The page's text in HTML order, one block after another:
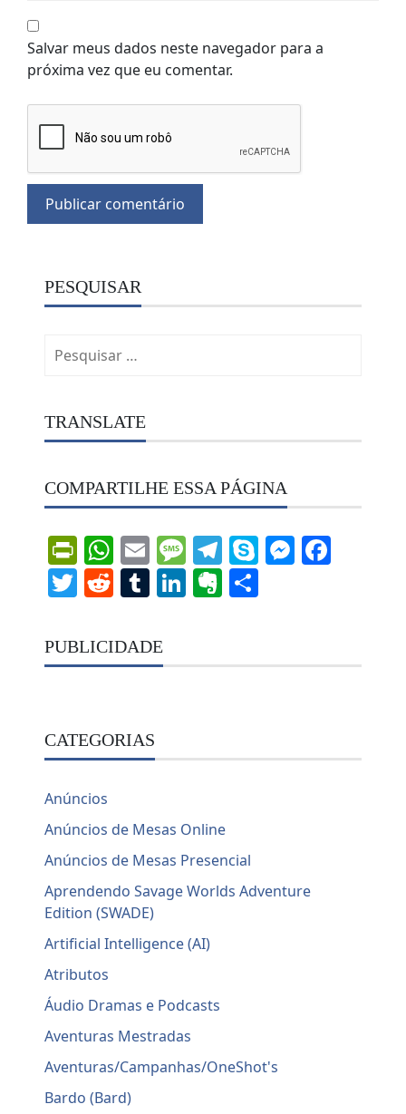
Salvar meus dados neste navegador para a
próxima vez que eu comentar.
PESQUISAR
por:
TRANSLATE
COMPARTILHE ESSA PÁGINA
PrintFriendly
WhatsApp
EmailMessage
Telegram
Skype
Twitter
Reddit
Tumblr
LinkedIn
Evernote
PUBLICIDADE
CATEGORIAS
Anúncios
Anúncios de Mesas Online
Anúncios de Mesas Presencial
Aprendendo Savage Worlds Adventure
Edition (SWADE)
Artificial Intelligence (AI)
Atributos
Áudio Dramas e Podcasts
Aventuras Mestradas
Aventuras/Campanhas/OneShot's
Bardo (Bard)